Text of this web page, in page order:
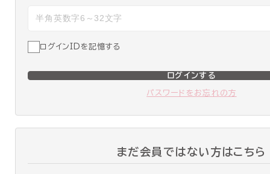
ログインIDを記憶する
ログインする
パスワードをお忘れの方
まだ会員ではない方はこちら